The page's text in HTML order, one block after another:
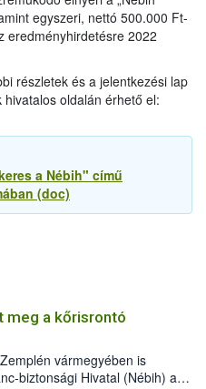
egyszeri, nettó 500.000 Ft-
eredményhirdetésre 2022
részletek és a jelentkezési lap
oldalán érhető el:
a Nébih" című
(doc)
meg a kőrisrontó
vármegyében is
biztonsági Hivatal (Nébih) a